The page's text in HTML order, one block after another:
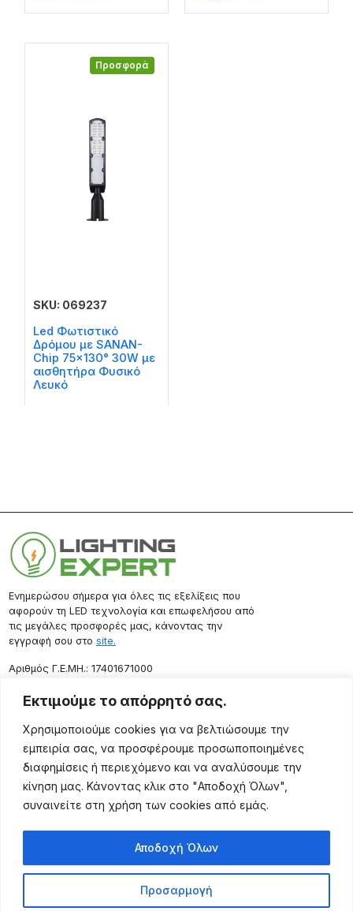
Εκτιμούμε το απόρρητό σας.
Χρησιμοποιούμε cookies για να βελτιώσουμε την
εμπειρία σας, να προσφέρουμε προσωποποιημένες
διαφημίσεις ή περιεχόμενο και να αναλύσουμε την
κίνηση μας. Κάνοντας κλικ στο "Αποδοχή Όλων",
συναινείτε στη χρήση των cookies από εμάς.
Προσαρμογή
Αποδοχή Όλων
Προσφορά
SKU: 069237
Led Φωτιστικό
Δρόμου με SANAN-
Chip 75×130° 30W με
αισθητήρα Φυσικό
Λευκό
Ενημερώσου σήμερα για όλες τις εξελίξεις που
αφορούν τη LED τεχνολογία και επωφελήσου από
τις μεγάλες προσφορές μας, κάνοντας την
εγγραφή σου στο site.
Aριθμός Γ.Ε.ΜΗ.: 17401671000
Επικοινωνία
Ρόδου 133, Αθήνα 10443
(+30) 211 725 5427
sales@lightingexpert.gr
Χρήσιμες Σελίδες
Προϊόντα